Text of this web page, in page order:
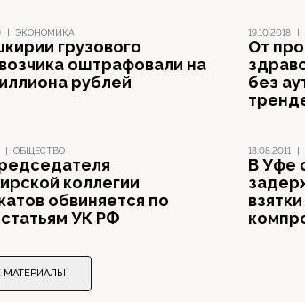
| ЭКОНОМИКА
грузового
оштрафовали на
рублей
19.10.2018 |
От
без
| ОБЩЕСТВО
коллегии
обвиняется по
УК РФ
18.08.2011 |
В Уфе
МАТЕРИАЛЫ